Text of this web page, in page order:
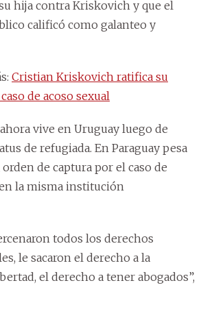
hija contra Kriskovich y que el
calificó como galanteo y
Cristian Kriskovich ratifica su
de acoso sexual
vive en Uruguay luego de
de refugiada. En Paraguay pesa
de captura por el caso de
la misma institución
todos los derechos
le sacaron el derecho a la
el derecho a tener abogados”,